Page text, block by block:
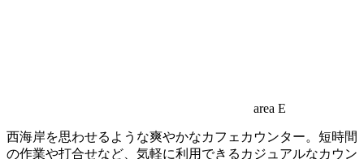
area E
西海岸を思わせるような爽やかなカフェカウンター。短時間
の作業や打合せなど、気軽に利用できるカジュアルなカウン